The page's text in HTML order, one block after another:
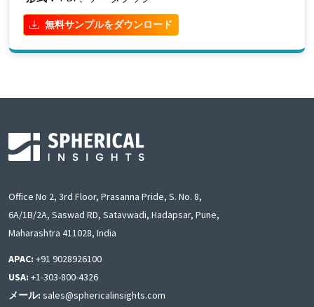
無料サンプルをダウンロード
Office No 2, 3rd Floor, Prasanna Pride, S. No. 8,
6A/1B/2A, Saswad RD, Satavwadi, Hadapsar, Pune,
Maharashtra 411028, India
APAC: +91 9028926100
USA: +1-303-800-4326
メール: sales@sphericalinsights.com